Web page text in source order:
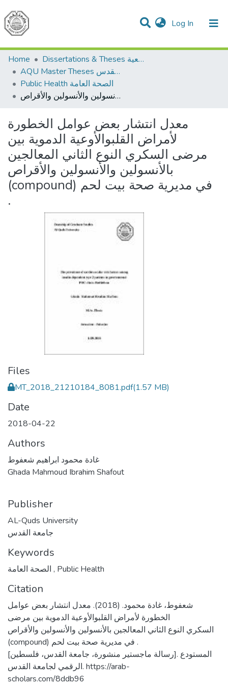
Log In (current)
Communities & Collections
All of DSpace
Home
Dissertations & Theses الرسائل الجامعية
AQU Master Theses الرسائل الجامعية الخاصة بجامعة القدس
Public Health الصحة العامة
معدل انتشار بعض عوامل الخطورة لأمراض القلبوالأوعية الدموية بين مرضى السكري النوع الثاني المعالجين بالأنسولين والأنسولين والأقراص (compound) في مديرية صحة بيت لحم .
معدل انتشار بعض عوامل الخطورة
لأمراض القلبوالأوعية الدموية بين
مرضى السكري النوع الثاني المعالجين
بالأنسولين والأنسولين والأقراص
(compound) في مديرية صحة بيت لحم
.
Files
MT_2018_21210184_8081.pdf(1.57 MB)
Date
2018-04-22
Authors
غادة محمود ابراهيم شعفوط
Ghada Mahmoud Ibrahim Shafout
Publisher
AL-Quds University
جامعة القدس
Keywords
, Public Health
Citation
شعفوط، غادة محمود. (2018). معدل انتشار بعض عوامل
الخطورة لأمراض القلبوالأوعية الدموية بين مرضى
السكري النوع الثاني المعالجين بالأنسولين والأنسولين والأقراص
(compound) في مديرية صحة بيت لحم .
[رسالة ماجستير منشورة، جامعة القدس، فلسطين]. المستودع
الرقمي لجامعة القدس. https://arab-
scholars.com/8ddb96